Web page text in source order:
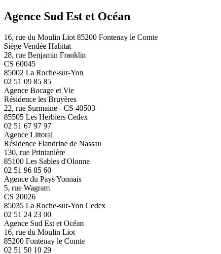
Agence Sud Est et Océan
16, rue du Moulin Liot 85200 Fontenay le Comte
Siège Vendée Habitat
28, rue Benjamin Franklin
CS 60045
85002 La Roche-sur-Yon
02 51 09 85 85
Agence Bocage et Vie
Résidence les Bruyères
22, rue Surmaine - CS 40503
85505 Les Herbiers Cedex
02 51 67 97 97
Agence Littoral
Résidence Flandrine de Nassau
130, rue Printanière
85100 Les Sables d'Olonne
02 51 96 85 60
Agence du Pays Yonnais
5, rue Wagram
CS 20026
85035 La Roche-sur-Yon Cedex
02 51 24 23 00
Agence Sud Est et Océan
16, rue du Moulin Liot
85200 Fontenay le Comte
02 51 50 10 29